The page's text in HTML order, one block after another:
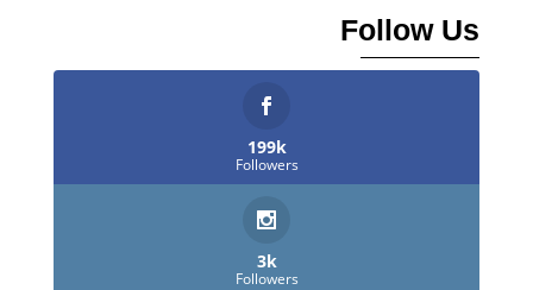
Follow Us
199k
Followers
3k
Followers